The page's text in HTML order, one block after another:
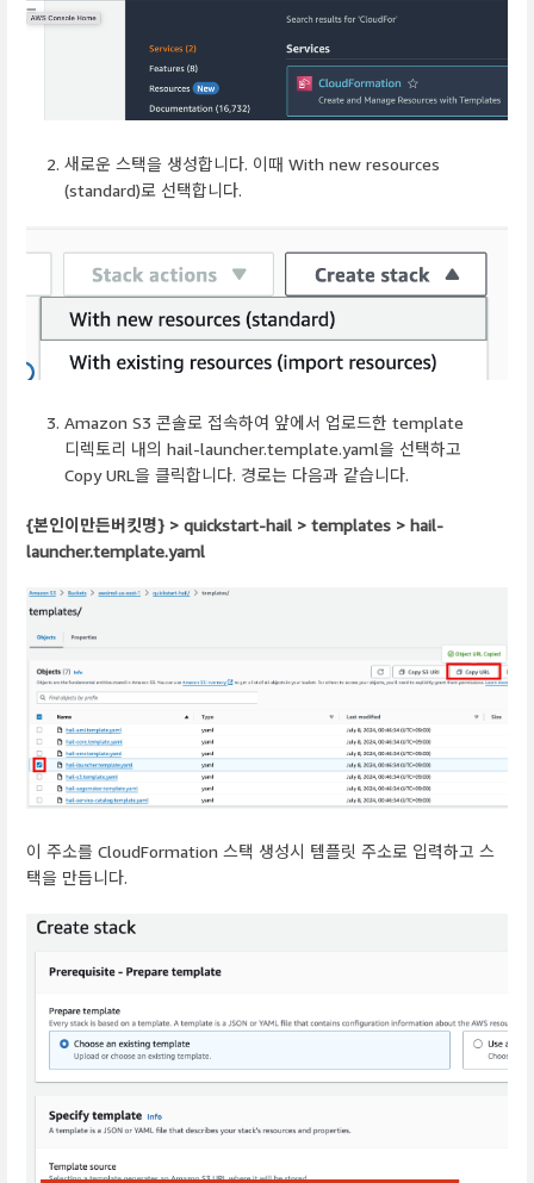
새로운 스택을 생성합니다. 이때 With new resources
(standard)로 선택합니다.
Amazon S3 콘솔로 접속하여 앞에서 업로드한 template
디렉토리 내의 hail-launcher.template.yaml을 선택하고
Copy URL을 클릭합니다. 경로는 다음과 같습니다.
{본인이만든버킷명} > quickstart-hail > templates > hail-
launcher.template.yaml
이 주소를 CloudFormation 스택 생성시 템플릿 주소로 입력하고 스
택을 만듭니다.